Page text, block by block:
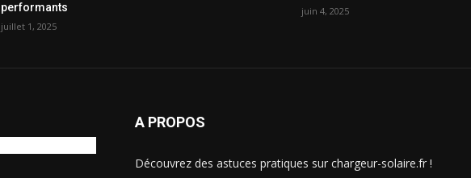
performants
juillet 1, 2025
juin 4, 2025
A PROPOS
Découvrez des astuces pratiques sur chargeur-solaire.fr !